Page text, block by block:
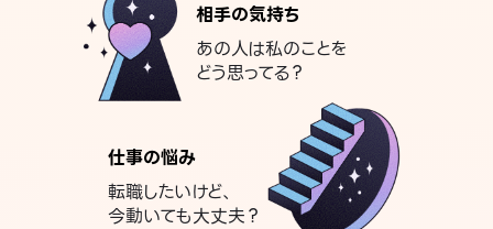
相手の気持ち
あの人は私のことを
どう思ってる？
仕事の悩み
転職したいけど、
今動いても大丈夫？